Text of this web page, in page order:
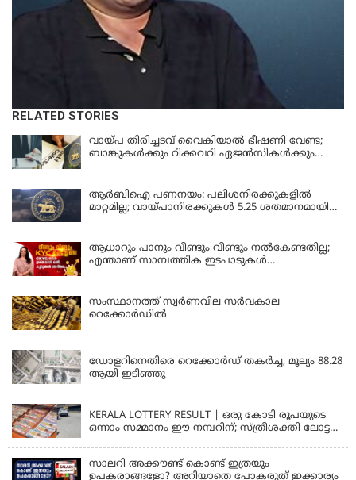
RELATED STORIES
വായ്പ തിരിച്ചടവ് വൈകിയാൽ ഭീഷണി വേണ്ട;
ബാങ്കുകൾക്കും റിക്കവറി ഏജൻസികൾക്കും
ഇഎംഐ മുടങ്ങിയാല്‍ സ്മാര്‍ട്ട് ഫോണ്‍ ലോക്ക്
ആകുമോ? ആര്‍ബിഐയുടെ പുതിയ
നിര്‍ദേശങ്ങള്‍
ആർബിഐ പണനയം: പലിശനിരക്കുകളിൽ
മാറ്റമില്ല; വായ്പാനിരക്കുകൾ 5.25 ശതമാനമായി
ആധാറും പാനും വീണ്ടും വീണ്ടും നൽകേണ്ടതില്ല;
എന്താണ് സാമ്പത്തിക ഇടപാടുകൾ
സംസ്ഥാനത്ത് സ്വര്‍ണവില സര്‍വകാല
റെക്കോര്‍ഡില്‍
ഡോളറിനെതിരെ റെക്കോർഡ് തകർച്ച, മൂല്യം 88.28
ആയി ഇടിഞ്ഞു
KERALA LOTTERY RESULT | ഒരു കോടി രൂപയുടെ
ഒന്നാം സമ്മാനം ഈ നമ്പറിന്; സ്ത്രീശക്തി ലോട്ടറി
സാലറി അക്കൗണ്ട് കൊണ്ട് ഇത്രയും
ഉപകരാങ്ങളോ? അറിയാതെ പോകരുത് ഇക്കാര്യം